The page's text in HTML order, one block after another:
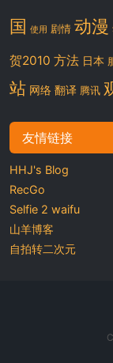
国 使用 剧情 动漫
贺2010 方法 日本
站 网络 翻译 腾讯
友情链接
HHJ's Blog
RecGo
Selfie 2 waifu
山羊博客
自拍转二次元